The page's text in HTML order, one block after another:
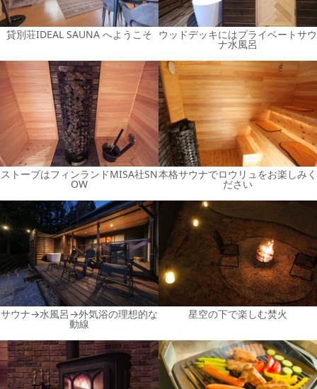
貸別荘IDEAL SAUNA へようこそ ウッドデッキにはプライベートサウ
ナ水風呂
ストーブはフィンランドMISA社SN
OW
本格サウナでロウリュをお楽しみく
ださい
サウナ→水風呂→外気浴の理想的な
動線
星空の下で楽しむ焚火